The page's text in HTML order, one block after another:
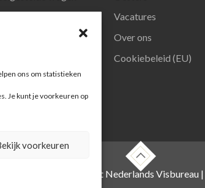
ons om statistieken
Je kunt je voorkeuren op
voorkeuren
Vacatures
Over ons
Cookiebeleid (EU)
, foto's zijn o.a. van het Nederlands Visbureau |